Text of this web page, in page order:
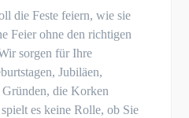
die Feste feiern, wie sie
Feier ohne den richtigen
sorgen für Ihre
Jubiläen,
die Korken
es keine Rolle, ob Sie